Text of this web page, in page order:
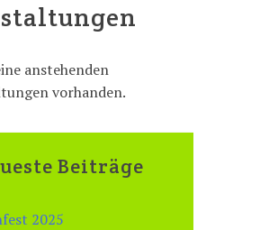
anstehenden
vorhanden.
Beiträge
2025